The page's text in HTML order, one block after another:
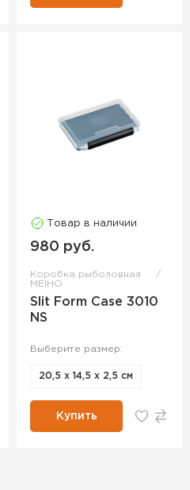
Товар в наличии
980 руб.
Коробка рыболовная
MEIHO
Slit Form Case 3010
NS
Выберите размер:
20,5 х 14,5 х 2,5 см
Купить